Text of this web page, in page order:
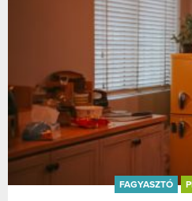
FAGYASZTÓ